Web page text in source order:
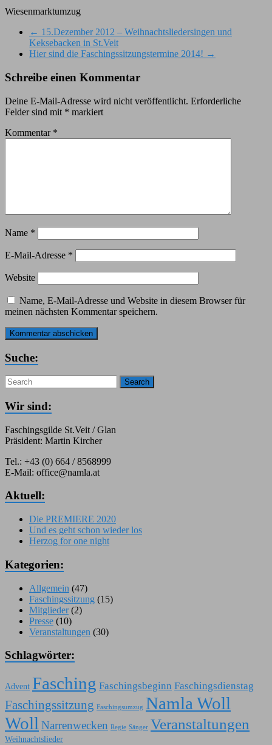
Wiesenmarktumzug
← 15.Dezember 2012 – Weihnachtsliedersingen und
Keksebacken in St.Veit
Hier sind die Faschingssitzungstermine 2014! →
Schreibe einen Kommentar
Deine E-Mail-Adresse wird nicht veröffentlicht. Erforderliche
Felder sind mit * markiert
Kommentar *
Name *
E-Mail-Adresse *
Website
Name, E-Mail-Adresse und Website in diesem Browser für
meinen nächsten Kommentar speichern.
Suche:
Search
Wir sind:
Faschingsgilde St.Veit / Glan
Präsident: Martin Kircher
Tel.: +43 (0) 664 / 8568999
E-Mail: office@namla.at
Aktuell:
Die PREMIERE 2020
Und es geht schon wieder los
Herzog for one night
Kategorien:
Allgemein (47)
Faschingssitzung (15)
Mitglieder(2)
Presse (10)
Veranstaltungen (30)
Schlagwörter:
Advent Fasching Faschingsbeginn Faschingsdienstag
Faschingssitzung Faschingsumzug Namla Woll
Woll Narrenwecken Regie Sänger Veranstaltungen
Weihnachtslieder